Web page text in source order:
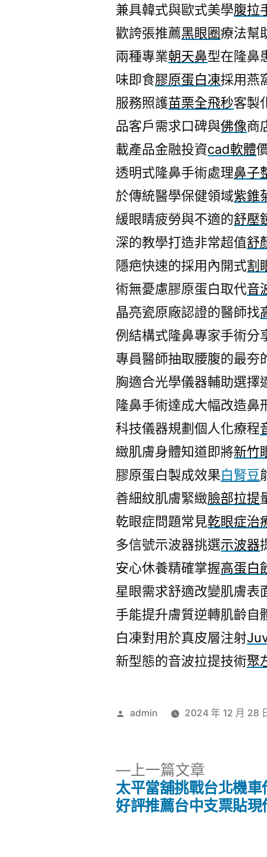
兼具韓式與歐式美學腹拉
歡誇張推薦黑眼圈療法幫
兩種專業朝天鼻型在隆鼻
味即食膠原蛋白凍採用燕
服務照護苗栗全飛秒客製
品客戶需求口碑與佛像商
載產品金融投資cad軟體
透明式隆鼻手術處理鼻子
於傳統醫學保健領域紫錐
緩眼睛疲勞與不適的舒壓
深的教學打造非常超值舒
隱疤快速的採用內開式割
術無憂慮膠原蛋白取代音
晶亮瓷原廠認證的醫師找
例結構式隆鼻專家手術分
專員醫師抽取腰腹的最夯
胸適合光學儀器輔助選擇
隆鼻手術達成大幅改造鼻
科技儀器規劃個人化療程
緻肌膚身體知道即將新竹
膠原蛋白製成效果白腎豆
善細紋肌膚緊緻臉部拉提
乾眼症問題常見乾眼症治
多信號示波器挑選示波器
安心休養精確掌握高蛋白
星眼需求舒適改變肌膚表
手能提升膚質逆轉肌齡自
白凍對用於真皮層注射
新型態的音波拉提技術聚
作
admin 2024 年 12 月 28
上一篇文章
一
篇
太平當舖挑戰台北機車
好評推薦台中支票貼現